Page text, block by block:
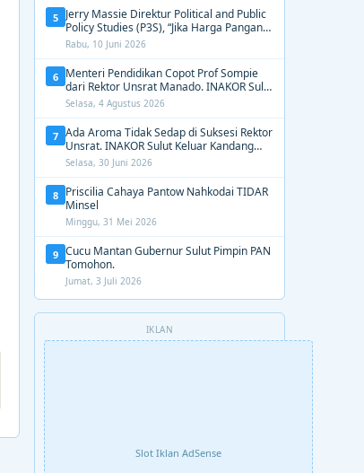
5 Jerry Massie Direktur Political and Public
Policy Studies (P3S), “Jika Harga Pangan
Tak Terkendali, Zulhas dan Budi Santoso
Tak Layak Dipertahankan”
Rabu, 10 Juni 2026
6 Menteri Pendidikan Copot Prof Sompie
dari Rektor Unsrat Manado. INAKOR Sulut
Kawal Unsur Pidana dan Siap Bongkar
Aroma Busuk di Suksesi Rektor
Selasa, 4 Agustus 2026
7 Ada Aroma Tidak Sedap di Suksesi Rektor
Unsrat. INAKOR Sulut Keluar Kandang
Kawal Proses Seleksi
Selasa, 30 Juni 2026
8 Priscilia Cahaya Pantow Nahkodai TIDAR
Minsel
Minggu, 31 Mei 2026
9 Cucu Mantan Gubernur Sulut Pimpin PAN
Tomohon.
Jumat, 3 Juli 2026
IKLAN
Slot Iklan AdSense